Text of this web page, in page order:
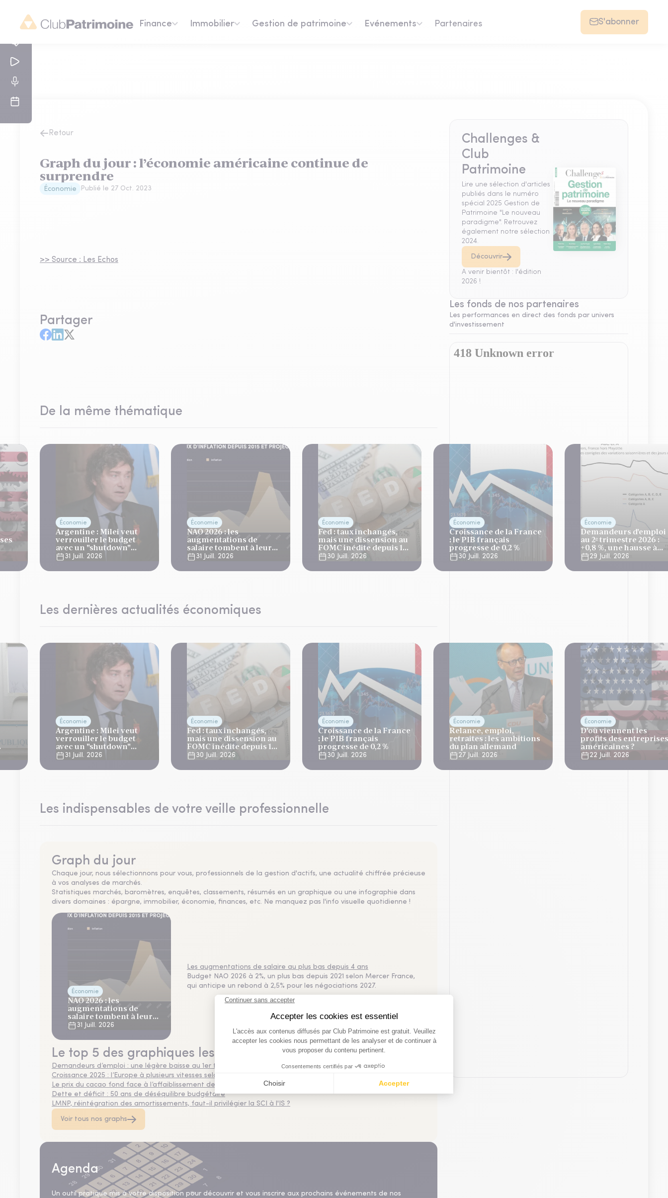
Finance Immobilier Gestion de patrimoine Evénements Partenaires S'abonner
Retour
Graph du jour : l’économie américaine continue de
surprendre
Économie Publié le 27 Oct. 2023
>> Source : Les Echos
Partager
De la même thématique
Économie
Argentine : Milei veut
verrouiller le budget
avec un "shutdown"
automatique, sous le
regard bienveillant du
FMI
31 Juill. 2026
Économie
NAO 2026 : les
augmentations de
salaire tombent à leur
plus bas niveau depuis 4
ans
31 Juill. 2026
Économie
Fed : taux inchangés,
mais une dissension au
FOMC inédite depuis 10
ans30 Juill. 2026
Économie
Croissance de la France
: le PIB français
progresse de 0,2 %
30 Juill. 2026
Économie
Demandeurs d'emploi
au 2ᵉ trimestre 2026 :
+0,8 %, une hausse à
relativiser
29 Juill. 2026
Les dernières actualités économiques
Économie
Argentine : Milei veut
verrouiller le budget
avec un "shutdown"
automatique, sous le
regard bienveillant du
FMI
31 Juill. 2026
Économie
Fed : taux inchangés,
mais une dissension au
FOMC inédite depuis 10
ans30 Juill. 2026
Économie
Croissance de la France
: le PIB français
progresse de 0,2 %
30 Juill. 2026
Économie
Relance, emploi,
retraites : les ambitions
du plan allemand
27 Juill. 2026
Économie
D'où viennent les
profits des entreprises
américaines ?
22 Juill. 2026
Les indispensables de votre veille professionnelle
Graph du jour
Chaque jour, nous sélectionnons pour vous, professionnels de la gestion d'actifs, une actualité chiffrée précieuse
à vos analyses de marchés.
Statistiques marchés, baromètres, enquêtes, classements, résumés en un graphique ou une infographie dans
divers domaines : épargne, immobilier, économie, finances, etc. Ne manquez pas l'info visuelle quotidienne !
Économie
NAO 2026 : les
augmentations de
salaire tombent à leur
plus bas niveau depuis 4
ans
31 Juill. 2026
Les augmentations de salaire au plus bas depuis 4 ans
Budget NAO 2026 à 2%, un plus bas depuis 2021 selon Mercer France,
qui anticipe un rebond à 2,5% pour les négociations 2027.
Le top 5 des graphiques les plus consultés
Demandeurs d’emploi : une légère baisse au 1er trimestre 2026
Croissance 2025 : l’Europe à plusieurs vitesses selon Bruxelles
Le prix du cacao fond face à l’affaiblissement de la demande
Dette et déficit : 50 ans de déséquilibre budgétaire
LMNP, réintégration des amortissements, faut-il privilégier la SCI à l'IS ?
Voir tous nos graphs
Agenda
Un outil pratique mis à votre disposition pour découvrir et vous inscrire aux prochains événements de nos
Challenges &
Club
Patrimoine
Lire une sélection d'articles
publiés dans le numéro
spécial 2025 Gestion de
Patrimoine "Le nouveau
paradigme". Retrouvez
également notre sélection
2024.
Découvrir
A venir bientôt : l'édition
2026 !
Les fonds de nos partenaires
Les performances en direct des fonds par univers
d'investissement